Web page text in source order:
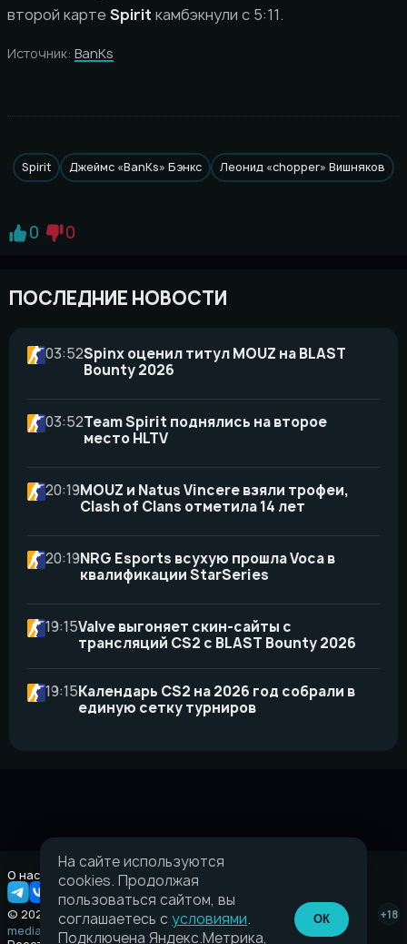
второй картеSpirit камбэкнули с 5:11.
Источник: BanKs
Spirit Джеймс «BanKs» Бэнкс Леонид «chopper» Вишняков
0 0
ПОСЛЕДНИЕ НОВОСТИ
03:52Spinx оценил титул MOUZ на BLAST
Bounty 2026
03:52Team Spirit поднялись на второе
место HLTV
20:19MOUZ и Natus Vincere взяли трофеи,
Clash of Clans отметила 14 лет
20:19NRG Esports всухую прошла Voca в
квалификации StarSeries
19:15Valve выгоняет скин-сайты с
трансляций CS2 с BLAST Bounty 2026
19:15Календарь CS2 на 2026 год собрали в
единую сетку турниров
О нас Правовая информация
© 2026 Taverna.gg
+18
media@taverna.gg
На сайте используются
cookies. Продолжая
пользоваться сайтом, вы
соглашаетесь с условиями.
Подключена Яндекс.Метрика,
ОК